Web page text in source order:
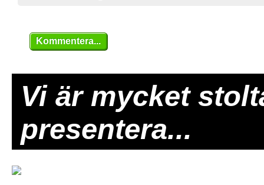
Kommentera...
Vi är mycket
presentera...